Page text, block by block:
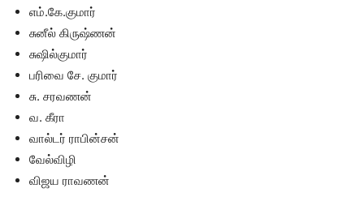
எம்.கே.குமார்
சுனீல் கிருஷ்ணன்
சுஷில்குமார்
பரிவை சே. குமார்
சு. சரவணன்
வ. கீரா
வால்டர் ராபின்சன்
வேல்விழி
விஜய ராவணன்